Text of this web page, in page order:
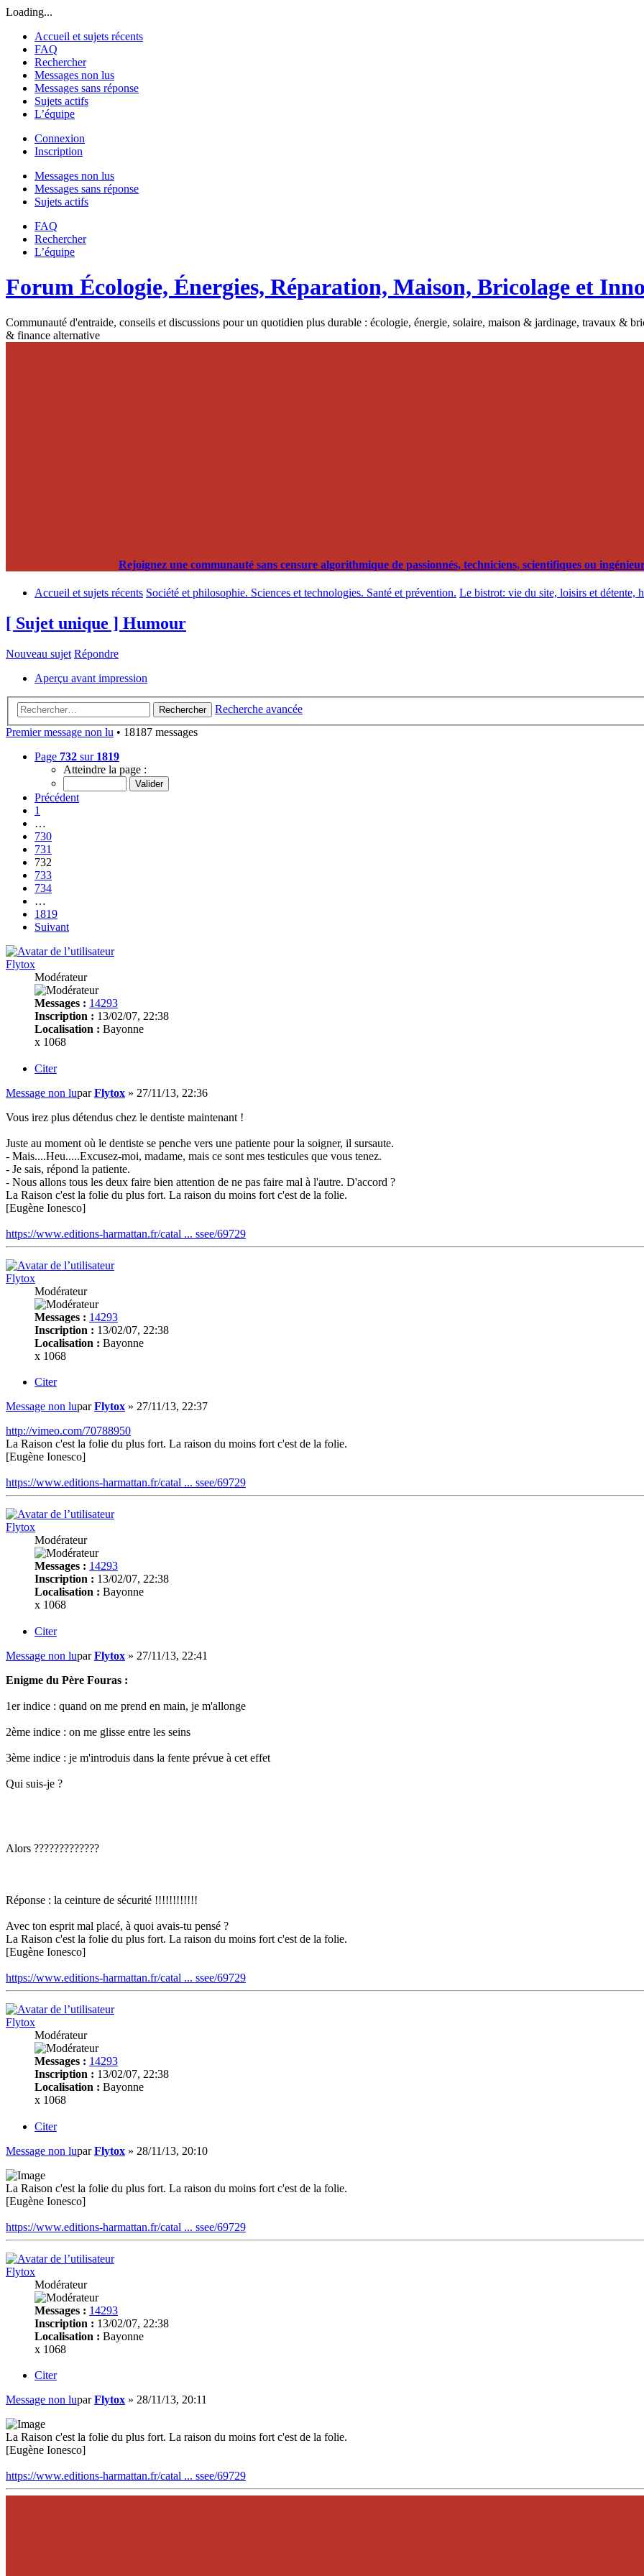
Loading...
Accueil et sujets récents
FAQ
Rechercher
Messages non lus
Messages sans réponse
Sujets actifs
L’équipe
Connexion
Inscription
Messages non lus
Messages sans réponse
Sujets actifs
FAQ
Rechercher
L’équipe
Forum Écologie, Énergies, Réparation, Maison, Bricolage et
Communauté d'entraide, conseils et discussions pour un quotidien plus durable : écologie, énergie, solaire, maison & jardinage, travaux &
& finance alternative
Rejoignez une communauté sans censure algorithmique de passionnés, techniciens, scientifiques ou
Accueil et sujets récents Société et philosophie. Sciences et technologies. Santé et prévention. Le bistrot: vie du site, loisirs et détente,
[ Sujet unique ] Humour
Nouveau sujet Répondre
Aperçu avant impression
Rechercher
Recherche avancée
Premier message non lu • 18187 messages
Page 732 sur 1819
Atteindre la page :
Précédent
1
…
730
731
732
733
734
…
1819
Suivant
Flytox
Modérateur
Messages : 14293
Inscription : 13/02/07, 22:38
Localisation : Bayonne
x 1068
Citer
Message non luparFlytox » 27/11/13, 22:36
Vous irez plus détendus chez le dentiste maintenant !
Juste au moment où le dentiste se penche vers une patiente pour la soigner, il sursaute.
- Mais....Heu.....Excusez-moi, madame, mais ce sont mes testicules que vous tenez.
- Je sais, répond la patiente.
- Nous allons tous les deux faire bien attention de ne pas faire mal à l'autre. D'accord ?
La Raison c'est la folie du plus fort. La raison du moins fort c'est de la folie.
[Eugène Ionesco]
https://www.editions-harmattan.fr/catal ... ssee/69729
Flytox
Modérateur
Messages : 14293
Inscription : 13/02/07, 22:38
Localisation : Bayonne
x 1068
Citer
Message non luparFlytox » 27/11/13, 22:37
http://vimeo.com/70788950
La Raison c'est la folie du plus fort. La raison du moins fort c'est de la folie.
[Eugène Ionesco]
https://www.editions-harmattan.fr/catal ... ssee/69729
Flytox
Modérateur
Messages : 14293
Inscription : 13/02/07, 22:38
Localisation : Bayonne
x 1068
Citer
Message non luparFlytox » 27/11/13, 22:41
Enigme du Père Fouras :
1er indice : quand on me prend en main, je m'allonge
2ème indice : on me glisse entre les seins
3ème indice : je m'introduis dans la fente prévue à cet effet
Qui suis-je ?
Alors ?????????????
Réponse : la ceinture de sécurité !!!!!!!!!!!!
Avec ton esprit mal placé, à quoi avais-tu pensé ?
La Raison c'est la folie du plus fort. La raison du moins fort c'est de la folie.
[Eugène Ionesco]
https://www.editions-harmattan.fr/catal ... ssee/69729
Flytox
Modérateur
Messages : 14293
Inscription : 13/02/07, 22:38
Localisation : Bayonne
x 1068
Citer
Message non luparFlytox » 28/11/13, 20:10
La Raison c'est la folie du plus fort. La raison du moins fort c'est de la folie.
[Eugène Ionesco]
https://www.editions-harmattan.fr/catal ... ssee/69729
Flytox
Modérateur
Messages : 14293
Inscription : 13/02/07, 22:38
Localisation : Bayonne
x 1068
Citer
Message non luparFlytox » 28/11/13, 20:11
La Raison c'est la folie du plus fort. La raison du moins fort c'est de la folie.
[Eugène Ionesco]
https://www.editions-harmattan.fr/catal ... ssee/69729